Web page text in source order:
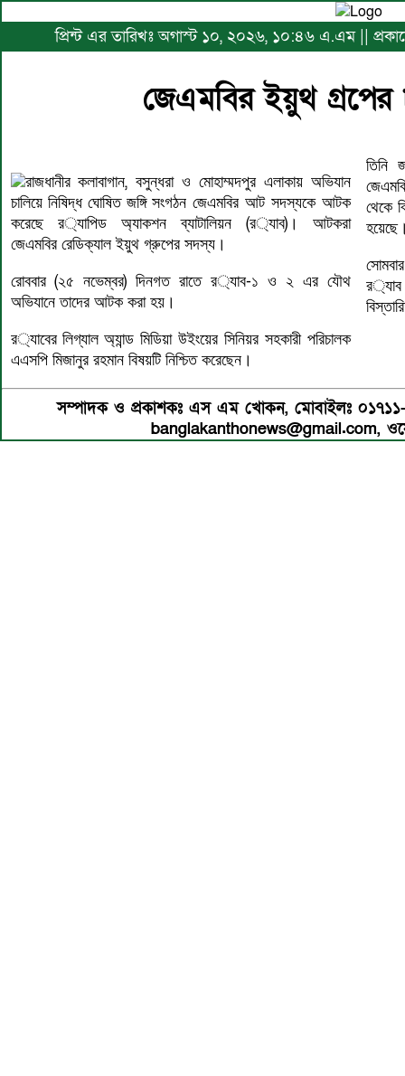
প্রিন্ট এর তারিখঃ অগাস্ট ১০, ২০২৬, ১০:৪৬ এ.এম ||
জেএমবির ইয়ুথ
রাজধানীর কলাবাগান, বসুন্ধরা ও মোহাম্মদপুর এলাকায় অভিযান
চালিয়ে নিষিদ্ধ ঘোষিত জঙ্গি সংগঠন জেএমবির আট সদস্যকে আটক
করেছে
র্যাপিড অ্যাকশন ব্যাটালিয়ন (র্যাব) ।
আটকরা
জেএমবির রেডিক্যাল ইয়ুথ গ্রুপের সদস্য ।
রোববার(২৫ নভেম্বর) দিনগত রাতে র্যাব-১ ও ২ এর যৌথ
অভিযানে তাদের আটক করা হয় ।
র্যাবের লিগ্যাল অ্যান্ড মিডিয়া উইংয়ের সিনিয়র সহকারী পরিচালক
এএসপি মিজানুর রহমান বিষয়টি নিশ্চিত করেছেন ।
তিনি
থেকে
হয়েছে
সোমবার
র্যাব
সম্পাদক ও প্রকাশকঃ এস এম খোকন, মোবাইলঃ
banglakanthonews@gmail.com,